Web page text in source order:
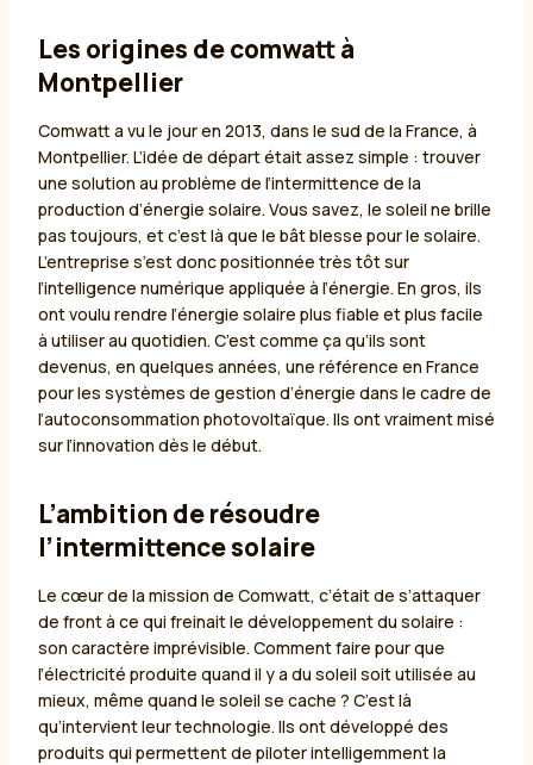
Les origines de comwatt à
Montpellier
Comwatt a vu le jour en 2013, dans le sud de la France, à
Montpellier. L’idée de départ était assez simple : trouver
une solution au problème de l’intermittence de la
production d’énergie solaire. Vous savez, le soleil ne brille
pas toujours, et c’est là que le bât blesse pour le solaire.
L’entreprise s’est donc positionnée très tôt sur
l’intelligence numérique appliquée à l’énergie. En gros, ils
ont voulu rendre l’énergie solaire plus fiable et plus facile
à utiliser au quotidien. C’est comme ça qu’ils sont
devenus, en quelques années, une référence en France
pour les systèmes de gestion d’énergie dans le cadre de
l’autoconsommation photovoltaïque. Ils ont vraiment misé
sur l’innovation dès le début.
L’ambition de résoudre
l’intermittence solaire
Le cœur de la mission de Comwatt, c’était de s’attaquer
de front à ce qui freinait le développement du solaire :
son caractère imprévisible. Comment faire pour que
l’électricité produite quand il y a du soleil soit utilisée au
mieux, même quand le soleil se cache ? C’est là
qu’intervient leur technologie. Ils ont développé des
produits qui permettent de piloter intelligemment la